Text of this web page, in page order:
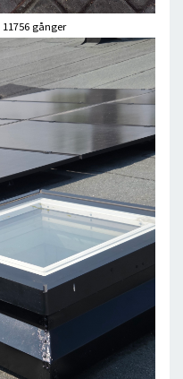
11756 gånger